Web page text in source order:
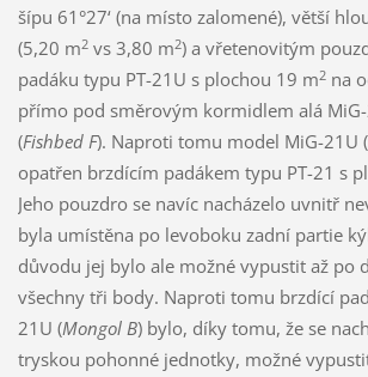
šípu 61°27‘ (na místo zalomené), větší
(5,20 m2vs 3,80 m2) a vřetenovitým
padáku typu PT-21U s plochou 19 m2na
přímo pod směrovým kormidlem alá MiG-
(Fishbed F). Naproti tomu model MiG-21U (
opatřen brzdícím padákem typu PT-21 s
Jeho pouzdro se navíc nacházelo uvnitř
byla umístěna po levoboku zadní partie
důvodu jej bylo ale možné vypustit až po
všechny tři body. Naproti tomu brzdící
21U (Mongol B) bylo, díky tomu, že se
tryskou pohonné jednotky, možné